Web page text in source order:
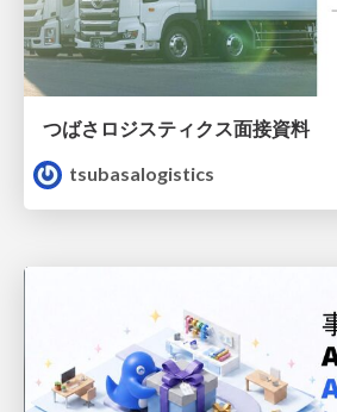
つばさロジスティクス面接資料
tsubasalogistics